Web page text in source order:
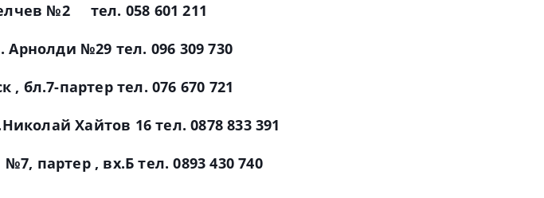
№2 тел. 058 601 211
№29 тел. 096 309 730
бл.7-партер тел. 076 670 721
Хайтов 16 тел. 0878 833 391
партер , вх.Б тел. 0893 430 740